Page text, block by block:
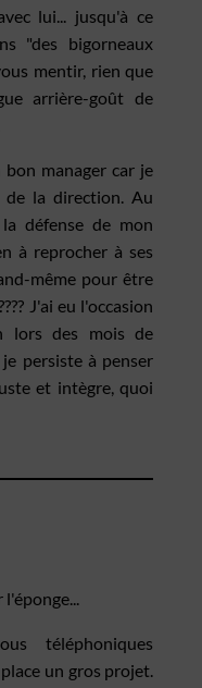
lui... jusqu'à ce
"des bigorneaux
mentir, rien que
arrière-goût de
manager car je
de la direction. Au
défense de mon
à reprocher à ses
même pour être
J'ai eu l'occasion
lors des mois de
persiste à penser
et intègre, quoi
téléphoniques
un gros projet.